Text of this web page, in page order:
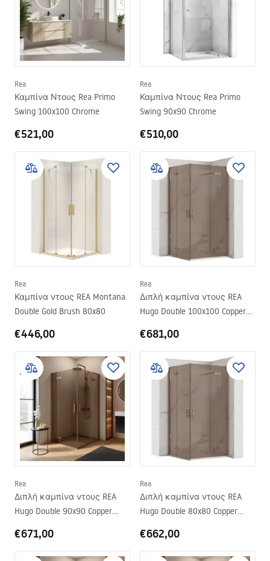
Rea
Καμπίνα Ντους Rea Primo
Swing 100x100 Chrome
€521,00
Rea
Καμπίνα Ντους Rea Primo
Swing 90x90 Chrome
€510,00
Rea
Καμπίνα ντους REA Montana
Double Gold Brush 80x80
€446,00
Rea
Διπλή καμπίνα ντους REA
Hugo Double 100x100 Copper
€681,00
Rea
Διπλή καμπίνα ντους REA
Hugo Double 90x90 Copper
€671,00
Rea
Διπλή καμπίνα ντους REA
Hugo Double 80x80 Copper
€662,00